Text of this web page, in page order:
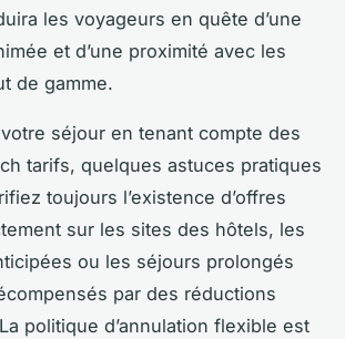
les voyageurs en quête d’une
et d’une proximité avec les
de gamme.
séjour en tenant compte des
tarifs, quelques astuces pratiques
toujours l’existence d’offres
sur les sites des hôtels, les
ou les séjours prolongés
par des réductions
politique d’annulation flexible est